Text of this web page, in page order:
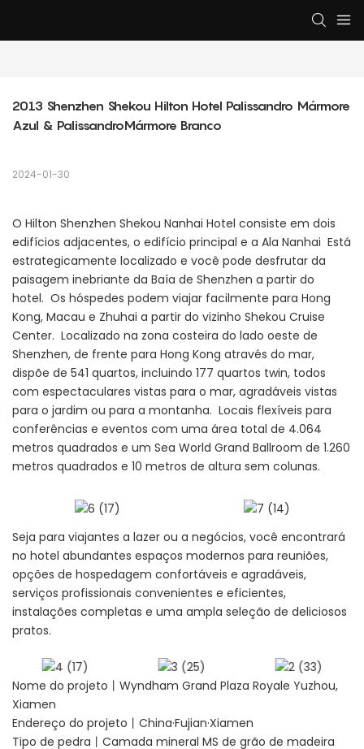
2013 Shenzhen Shekou Hilton Hotel Palissandro Mármore
Azul & PalissandroMármore Branco
2024-01-30
O Hilton Shenzhen Shekou Nanhai Hotel consiste em dois
edifícios adjacentes, o edifício principal e a Ala Nanhai Está
estrategicamente localizado e você pode desfrutar da
paisagem inebriante da Baía de Shenzhen a partir do
hotel. Os hóspedes podem viajar facilmente para Hong
Kong, Macau e Zhuhai a partir do vizinho Shekou Cruise
Center. Localizado na zona costeira do lado oeste de
Shenzhen, de frente para Hong Kong através do mar,
dispõe de 541 quartos, incluindo 177 quartos twin, todos
com espectaculares vistas para o mar, agradáveis ​​vistas
para o jardim ou para a montanha. Locais flexíveis para
conferências e eventos com uma área total de 4.064
metros quadrados e um Sea World Grand Ballroom de 1.260
metros quadrados e 10 metros de altura sem colunas.
Seja para viajantes a lazer ou a negócios, você encontrará
no hotel abundantes espaços modernos para reuniões,
opções de hospedagem confortáveis ​​e agradáveis,
serviços profissionais convenientes e eficientes,
instalações completas e uma ampla seleção de deliciosos
pratos.
Nome do projeto丨Wyndham Grand Plaza Royale Yuzhou,
Xiamen
Endereço do projeto丨China·Fujian·Xiamen
Tipo de pedra丨Camada mineral MS de grão de madeira